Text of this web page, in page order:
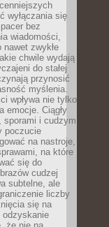
wyłączania się
bez
wiadomości,
zwykłe
chwile wydają
do stałej
przynosić
myślenia.
wpływa nie tylko
emocje. Ciągły
sporami i cudzym
poczucie
na nastroje,
na które
się do
cudzej
subtelne, ale
liczby
się na
odzyskanie